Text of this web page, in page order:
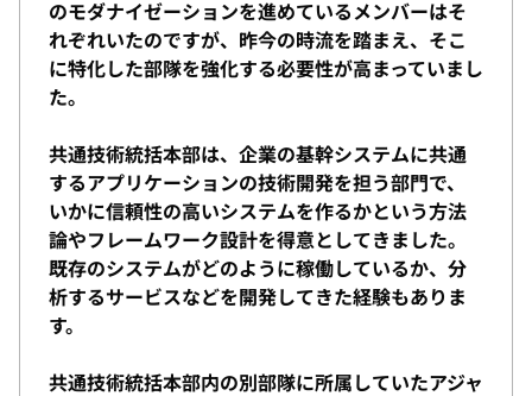
のモダナイゼーションを進めているメンバーはそ
れぞれいたのですが、昨今の時流を踏まえ、そこ
に特化した部隊を強化する必要性が高まっていまし
た。
共通技術統括本部は、企業の基幹システムに共通
するアプリケーションの技術開発を担う部門で、
いかに信頼性の高いシステムを作るかという方法
論やフレームワーク設計を得意としてきました。
既存のシステムがどのように稼働しているか、分
析するサービスなどを開発してきた経験もありま
す。
共通技術統括本部内の別部隊に所属していたアジャ